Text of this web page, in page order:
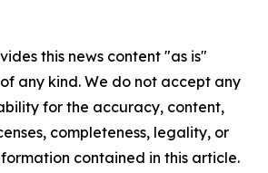
this news content "as is"
any kind. We do not accept any
for the accuracy, content,
completeness, legality, or
contained in this article.